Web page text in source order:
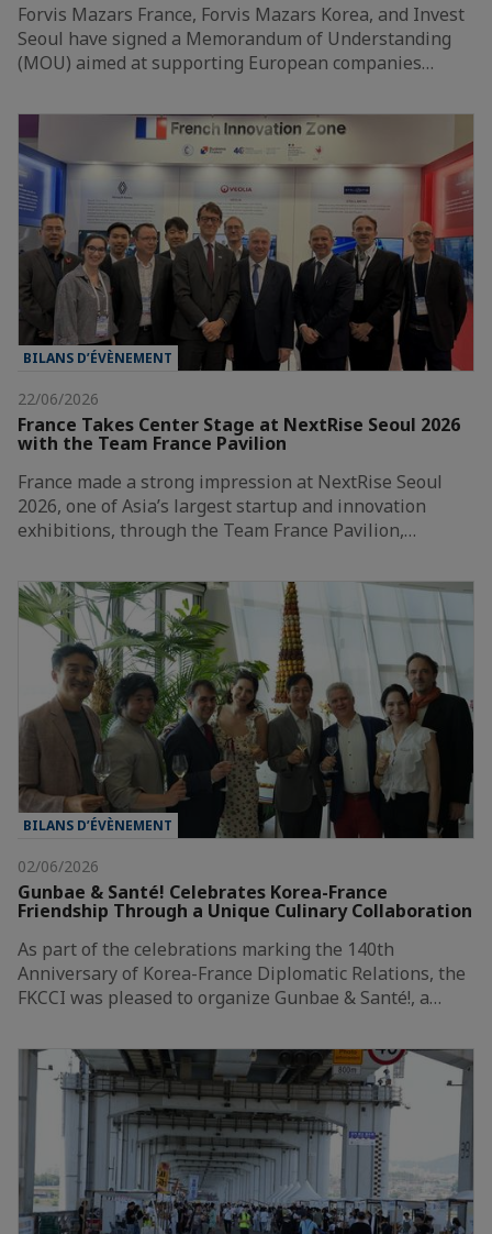
Forvis Mazars France, Forvis Mazars Korea, and Invest
Seoul have signed a Memorandum of Understanding
(MOU) aimed at supporting European companies…
BILANS D’ÉVÈNEMENT
22/06/2026
France Takes Center Stage at NextRise Seoul 2026
with the Team France Pavilion
France made a strong impression at NextRise Seoul
2026, one of Asia’s largest startup and innovation
exhibitions, through the Team France Pavilion,…
BILANS D’ÉVÈNEMENT
02/06/2026
Gunbae & Santé! Celebrates Korea-France
Friendship Through a Unique Culinary Collaboration
As part of the celebrations marking the 140th
Anniversary of Korea-France Diplomatic Relations, the
FKCCI was pleased to organize Gunbae & Santé!, a…